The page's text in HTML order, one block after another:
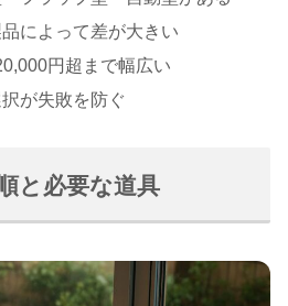
によって差が大きい
円超まで幅広い
が失敗を防ぐ
と必要な道具